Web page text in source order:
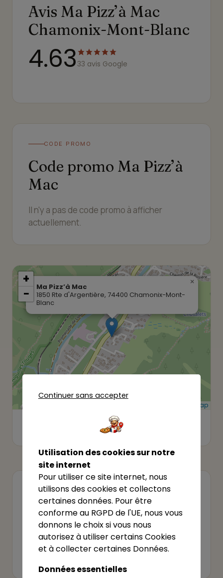
Avis Ma Pizz’à Mac
Chamonix-Mont-Blanc
4.6333 avis Google
CODE PROMO
Code promo Ma Pizz’à
Mac
Il n'y a pas de code promo à afficher
actuellement.
Ma Pizz’à Mac
1850 Rte d'Argentière, 74400 Chamonix-Mont-
Blanc
×
+
−
OpenStreetMap
1850 Rte d'Argentière, 74400
Chamonix-Mont-Blanc
VOTRE ÉTABLISSEMENT ?
Revendiquer cet établissement
Cet établissement vous appartient ? Revendiquez-
le pour le gérer.
Continuer sans accepter
Utilisation des cookies sur notre
site internet
Pour utiliser ce site internet, nous
utilisons des cookies et collectons
certaines données. Pour être
conforme au RGPD de l'UE, nous vous
donnons le choix si vous nous
autorisez à utiliser certains Cookies
et à collecter certaines Données.
Données essentielles